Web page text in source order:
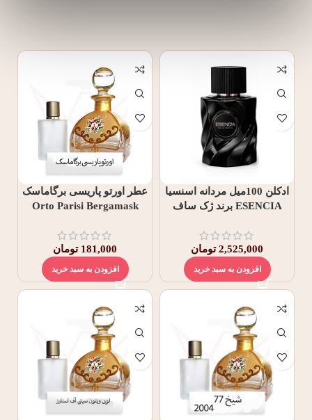
ادکلن 100میل مردانه اسنسیا
ESENCIA برند ژک ساف
2,525,000 تومان
افزودن به سبد خرید
عطر اورتو پاریسی برگاماسک
Orto Parisi Bergamask
181,000 تومان
افزودن به سبد خرید